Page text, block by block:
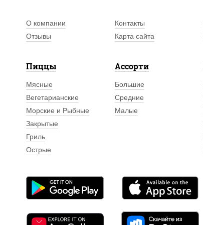
О компании Контакты
Отзывы
Карта сайта
Пиццы
Мясные
Вегетарианские
Морские и Рыбные
Закрытые
Гриль
Острые
Ассорти
Большие
Средние
Малые